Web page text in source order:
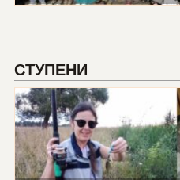
СТУПЕНИ